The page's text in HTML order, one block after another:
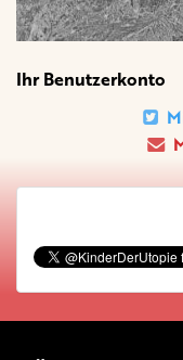
Ihr Benutzerkonto